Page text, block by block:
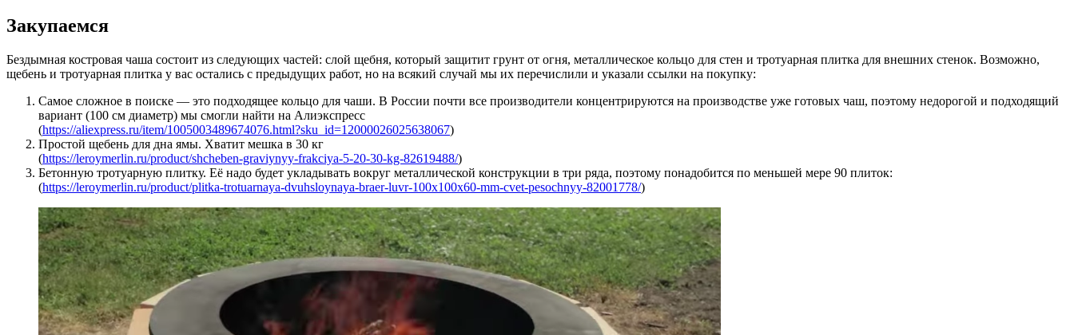
Закупаемся
Бездымная костровая чаша состоит из следующих частей: слой щебня, который защитит грунт от огня, металлическое кольцо для стен и тротуарная плитка для внешних стенок. Возможно,
щебень и тротуарная плитка у вас остались с предыдущих работ, но на всякий случай мы их перечислили и указали ссылки на покупку:
Самое сложное в поиске — это подходящее кольцо для чаши. В России почти все производители концентрируются на производстве уже готовых чаш, поэтому недорогой и подходящий
вариант (100 см диаметр) мы смогли найти на Алиэкспресс
(https://aliexpress.ru/item/1005003489674076.html?sku_id=12000026025638067)
Простой щебень для дна ямы. Хватит мешка в 30 кг
(https://leroymerlin.ru/product/shcheben-graviynyy-frakciya-5-20-30-kg-82619488/)
Бетонную тротуарную плитку. Её надо будет укладывать вокруг металлической конструкции в три ряда, поэтому понадобится по меньшей мере 90 плиток:
(https://leroymerlin.ru/product/plitka-trotuarnaya-dvuhsloynaya-braer-luvr-100x100x60-mm-cvet-pesochnyy-82001778/)